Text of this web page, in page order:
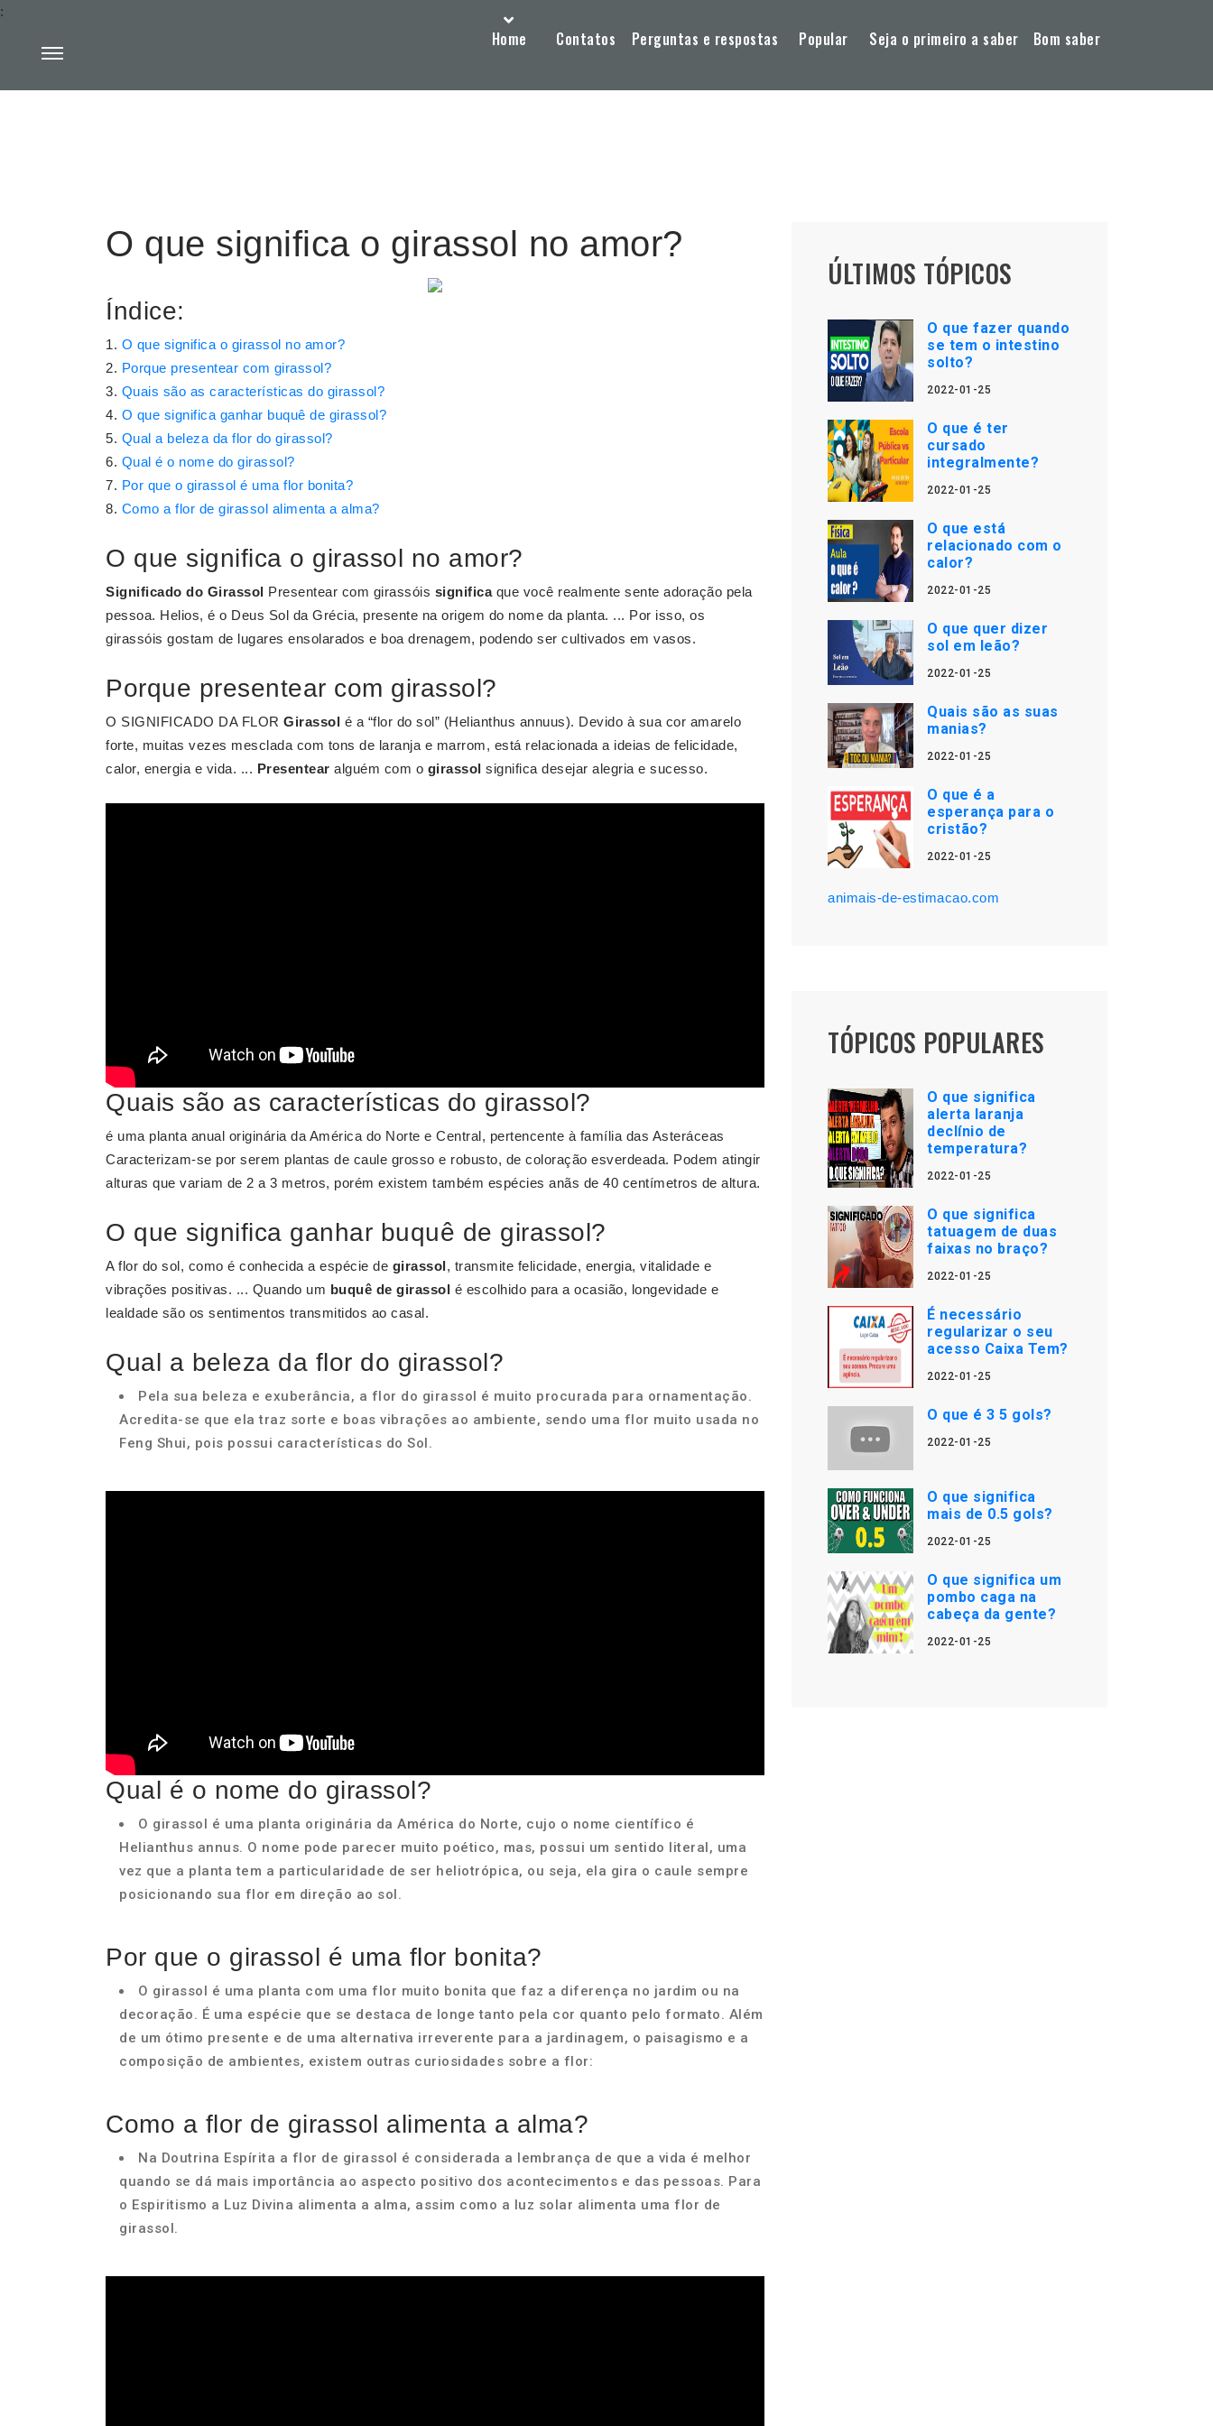
Home Contatos Perguntas e respostas Popular Seja o primeiro a saber Bom saber
:
O que significa o girassol no amor?
Índice:
O que significa o girassol no amor?
Porque presentear com girassol?
Quais são as características do girassol?
O que significa ganhar buquê de girassol?
Qual a beleza da flor do girassol?
Qual é o nome do girassol?
Por que o girassol é uma flor bonita?
Como a flor de girassol alimenta a alma?
O que significa o girassol no amor?
Significado do Girassol Presentear com girassóis significaque você realmente sente adoração pela
pessoa. Helios, é o Deus Sol da Grécia, presente na origem do nome da planta. ... Por isso, os
girassóis gostam de lugares ensolarados e boa drenagem, podendo ser cultivados em vasos.
Porque presentear com girassol?
O SIGNIFICADO DA FLOR Girassol é a “flor do sol” (Helianthus annuus). Devido à sua cor amarelo
forte, muitas vezes mesclada com tons de laranja e marrom, está relacionada a ideias de felicidade,
calor, energia e vida. ... Presentear alguém com o girassol significa desejar alegria e sucesso.
Quais são as características do girassol?
é uma planta anual originária da América do Norte e Central, pertencente à família das Asteráceas
Caracterizam-se por serem plantas de caule grosso e robusto, de coloração esverdeada. Podem atingir
alturas que variam de 2 a 3 metros, porém existem também espécies anãs de 40 centímetros de altura.
O que significa ganhar buquê de girassol?
A flor do sol, como é conhecida a espécie de girassol, transmite felicidade, energia, vitalidade e
vibrações positivas. ... Quando um buquê de girassol é escolhido para a ocasião, longevidade e
lealdade são os sentimentos transmitidos ao casal.
Qual a beleza da flor do girassol?
Pela sua beleza e exuberância, a flor do girassol é muito procurada para ornamentação.
Acredita-se que ela traz sorte e boas vibrações ao ambiente, sendo uma flor muito usada no
Feng Shui, pois possui características do Sol.
Qual é o nome do girassol?
O girassol é uma planta originária da América do Norte, cujo o nome científico é
Helianthus annus. O nome pode parecer muito poético, mas, possui um sentido literal, uma
vez que a planta tem a particularidade de ser heliotrópica, ou seja, ela gira o caule sempre
posicionando sua flor em direção ao sol.
Por que o girassol é uma flor bonita?
O girassol é uma planta com uma flor muito bonita que faz a diferença no jardim ou na
decoração. É uma espécie que se destaca de longe tanto pela cor quanto pelo formato. Além
de um ótimo presente e de uma alternativa irreverente para a jardinagem, o paisagismo e a
composição de ambientes, existem outras curiosidades sobre a flor:
Como a flor de girassol alimenta a alma?
Na Doutrina Espírita a flor de girassol é considerada a lembrança de que a vida é melhor
quando se dá mais importância ao aspecto positivo dos acontecimentos e das pessoas. Para
o Espiritismo a Luz Divina alimenta a alma, assim como a luz solar alimenta uma flor de
girassol.
ÚLTIMOS TÓPICOS
O que fazer quando
se tem o intestino
solto?
2022-01-25
O que é ter
cursado
integralmente?
2022-01-25
O que está
relacionado com o
calor?
2022-01-25
O que quer dizer
sol em leão?
2022-01-25
Quais são as suas
manias?
2022-01-25
O que é a
esperança para o
cristão?
2022-01-25
animais-de-estimacao.com
TÓPICOS POPULARES
O que significa
alerta laranja
declínio de
temperatura?
2022-01-25
O que significa
tatuagem de duas
faixas no braço?
2022-01-25
É necessário
regularizar o seu
acesso Caixa Tem?
2022-01-25
O que é 3 5 gols?
2022-01-25
O que significa
mais de 0.5 gols?
2022-01-25
O que significa um
pombo caga na
cabeça da gente?
2022-01-25